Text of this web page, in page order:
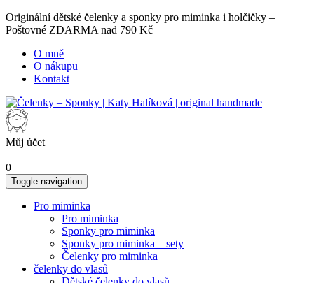
Originální dětské čelenky a sponky pro miminka i holčičky –
Poštovné ZDARMA nad 790 Kč
O mně
O nákupu
Kontakt
Můj účet
0
Toggle navigation
Pro miminka
Pro miminka
Sponky pro miminka
Sponky pro miminka – sety
Čelenky pro miminka
čelenky do vlasů